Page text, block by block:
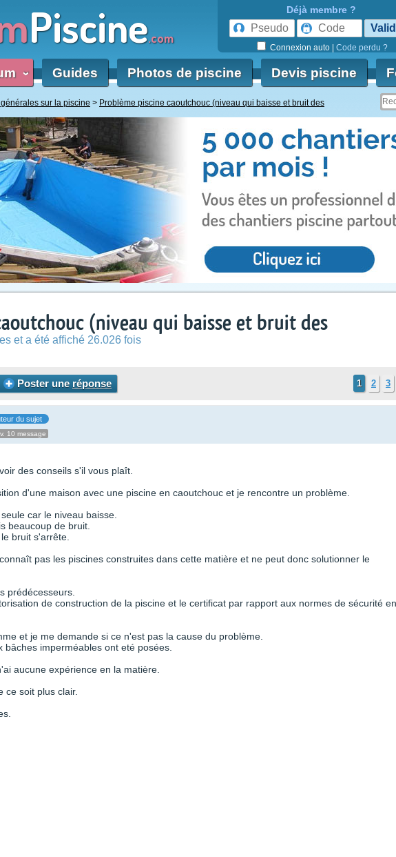
Piscine.com
Déjà membre ?
Connexion auto Code perdu ?
‹ Guides Photos de piscine Devis piscine
sur la piscine Problème piscine caoutchouc (niveau qui baisse et bruit des
(niveau qui baisse et bruit des
et a été affiché 26.026 fois
Poster une réponse 1 2 3
du sujet
10 message
des conseils s'il vous plaît.
d'une maison avec une piscine en caoutchouc et je rencontre un problème.
car le niveau baisse.
beaucoup de bruit.
bruit s'arrête.
pas les piscines construites dans cette matière et ne peut donc solutionner le
prédécesseurs.
de construction de la piscine et le certificat par rapport aux normes de sécurité en
et je me demande si ce n'est pas la cause du problème.
imperméables ont eté posées.
aucune expérience en la matière.
ce soit plus clair.